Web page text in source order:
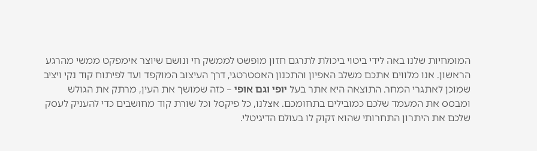
המומחיות שלנו באה לידי ביטוי ביכולת לתרגם חזון מופשט לממשק חי ונושם שיוצר אימפקט ממשי מהרגע
הראשון. אנו מלווים אתכם משלב האפיון והתכנון האסטרטגי, דרך העיצוב המוקפד ועד לפיתוח קוד נקי ויציב
שמוכן לאתגרי המחר. התוצאה היא אתר בעל יופי וגם אופי – כזה שמושך את העין, מרתק את הגולש
ומבסס את המעמד שלכם כמובילים בתחומכם. אצלנו, כל פיקסל וכל שורת קוד מחושבים כדי להעניק לעסק
שלכם את היתרון התחרותי שהוא זקוק לו בעולם הדיגיטלי.